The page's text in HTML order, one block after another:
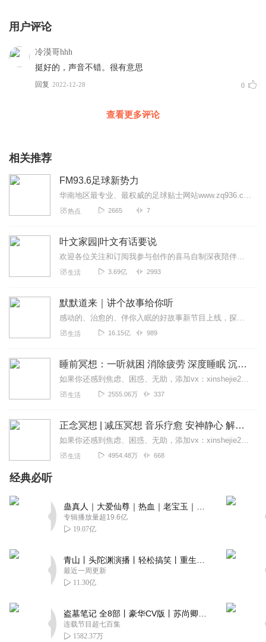
用户评论
冷漠哥hhh
挺好的，声音不错。很有意思
回复 2022-12-28 0
查看更多评论
相关推荐
FM93.6足球新势力
华南地区最专业、最权威的足球贴士网站www.zq936.com，微信公众号：936足球新势力足球新势力@广东南方生活广播FM93.6周一到周五：21:00-...
热点 2665 7
叶文家园|叶文有话要说
欢迎各位关注和订阅我参与创作的喜马自制深夜陪伴谈话栏目《听你说·百态人声》【听你说·百态人声】每晚直播连线真实人间故事|叶文现场互动中|人间冷暖，抱团取暖每周...
生活 3.69亿 2993
默默道来｜讲个故事给你听
感动的、治愈的、伴你入眠的好故事新节目上线，探索现实世界的无尽魅力，追求对生活的真实记录《听见人间真相》（点击名称，直达专辑）网易人间故事集持续更新中，邀您关注...
生活 16.15亿 989
睡前冥想：一听就困 消除疲劳 深度睡眠 沉浸体验
如果你还感到焦虑、困惑、无助，添加vx：xinshejie2018、vx公众号：宣萱心伴，与主播宣萱开启心灵交流之旅，共建温暖的精神家园！如果你喜欢我的内容，请...
生活 2555.06万 337
正念冥想 | 减压冥想 音乐疗愈 安神静心 解郁降噪
如果你还感到焦虑、困惑、无助，添加vx：xinshejie2018、vx公众号：宣萱心伴，与主播宣萱开启心灵交流之旅，共建温暖的精神家园！如果你喜欢我的内容，请...
生活 4954.48万 668
经典必听
专辑播放量超19.6亿
19.07亿
最近一周更新
11.30亿
连载节目超七百集
1582.37万